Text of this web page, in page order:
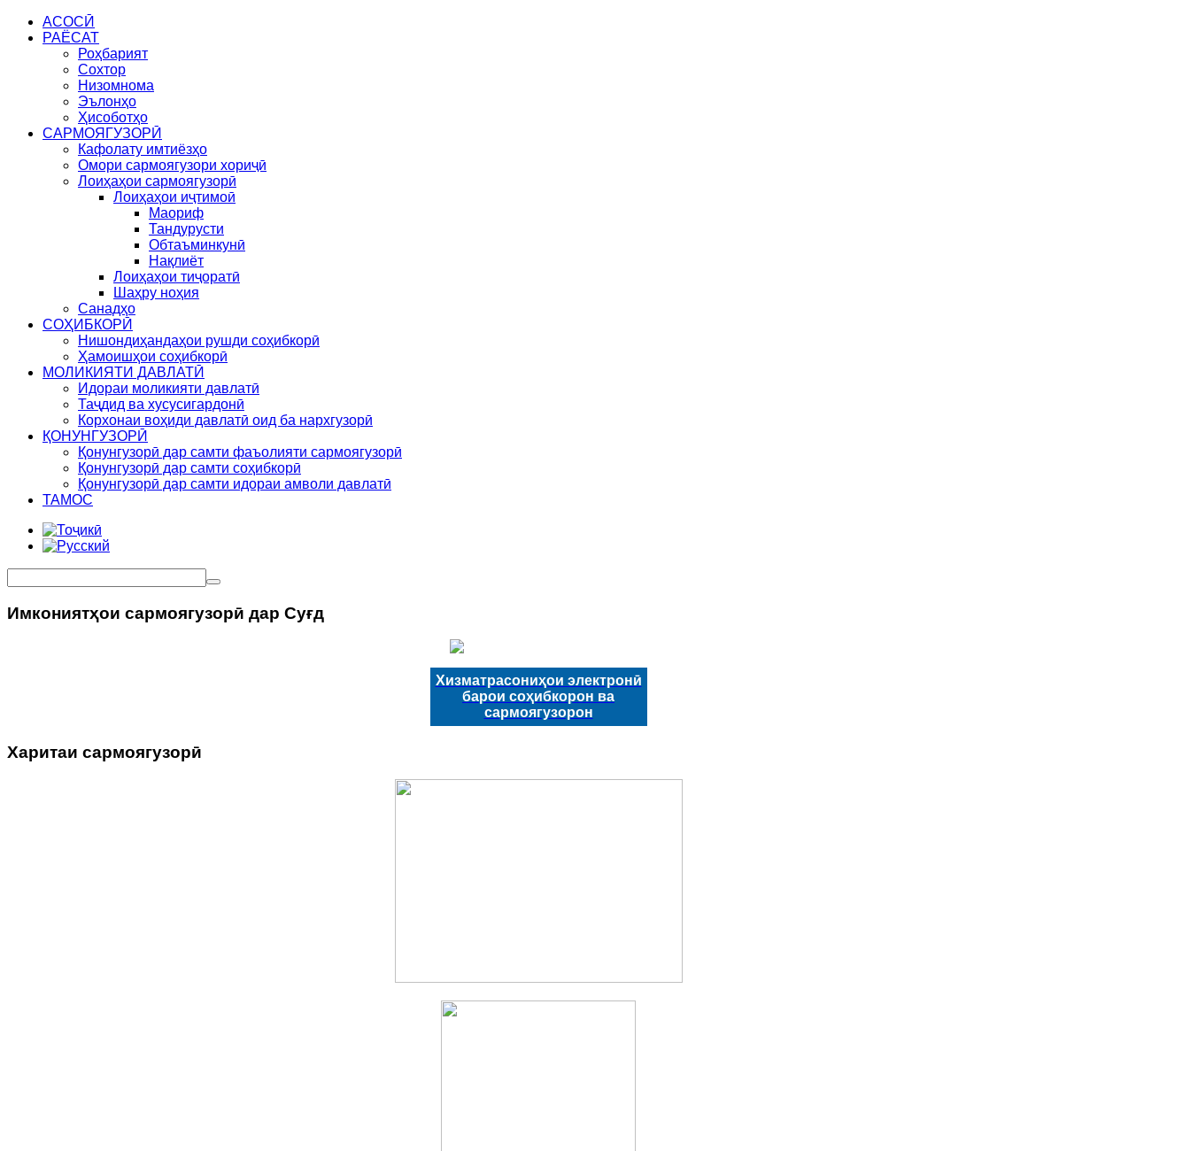
АСОСӢ
РАЁСАТ
Роҳбарият
Сохтор
Низомнома
Эълонҳо
Ҳисоботҳо
САРМОЯГУЗОРӢ
Кафолату имтиёзҳо
Омори сармоягузори хориҷӣ
Лоиҳаҳои сармоягузорӣ
Лоиҳаҳои иҷтимоӣ
Маориф
Тандурусти
Обтаъминкунӣ
Нақлиёт
Лоиҳаҳои тиҷоратӣ
Шаҳру ноҳия
Санадҳо
СОҲИБКОРӢ
Нишондиҳандаҳои рушди соҳибкорӣ
Ҳамоишҳои соҳибкорӣ
МОЛИКИЯТИ ДАВЛАТӢ
Идораи моликияти давлатӣ
Таҷдид ва хусусигардонӣ
Корхонаи воҳиди давлатӣ оид ба нархгузорӣ
ҚОНУНГУЗОРӢ
Қонунгузорӣ дар самти фаъолияти сармоягузорӣ
Қонунгузорӣ дар самти соҳибкорӣ
Қонунгузорӣ дар самти идораи амволи давлатӣ
ТАМОС
Имкониятҳои сармоягузорӣ дар Суғд
Хизматрасониҳои электронӣ
барои соҳибкорон ва
сармоягузорон
Харитаи сармоягузорӣ